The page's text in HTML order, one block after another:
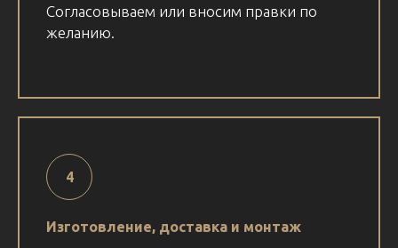
Согласовываем или вносим правки по
желанию.
Изготовление, доставка и монтаж